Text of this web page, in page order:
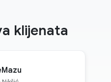
klijenata